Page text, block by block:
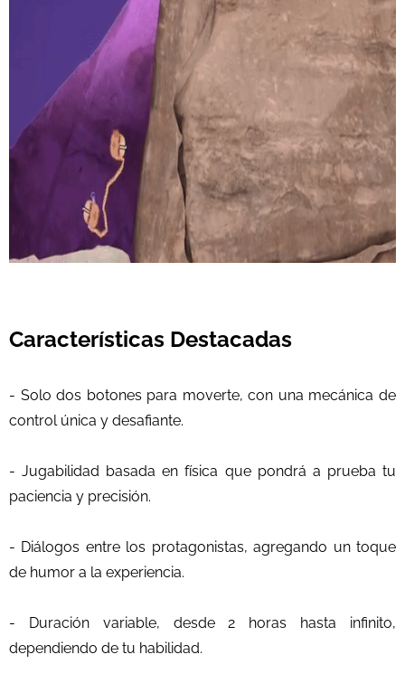
Características Destacadas
- Solo dos botones para moverte, con una mecánica de
control única y desafiante.
- Jugabilidad basada en física que pondrá a prueba tu
paciencia y precisión.
- Diálogos entre los protagonistas, agregando un toque
de humor a la experiencia.
- Duración variable, desde 2 horas hasta infinito,
dependiendo de tu habilidad.